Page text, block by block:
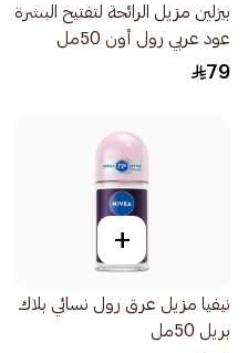
بيزلين مزيل الرائحة لتفتيح البشرة
عود عربي رول أون 50مل
79
+
نيفيا مزيل عرق رول نسائي بلاك
بريل 50مل